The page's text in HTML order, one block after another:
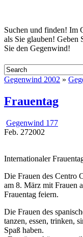
Startseite
Suchen und finden! Im
als Sie glauben! Geben
Sie den Gegenwind!
Gegenwind 2002 »
Frauentag
Gegenwind 177
Feb. 272002
Internationaler
Die Frauen des Centro
am 8. März mit Frauen
Frauentag feiern.
Die Frauen des
tanzen, essen, trinken,
Spaß haben.